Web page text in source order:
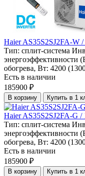
Haier AS35S2SJ2FA-W
Тип: сплит-система
энергоэффективности
обогрева, Вт: 4200
Есть в наличии
185900 ₽
В корзину Купить в 1
Haier AS35S2SJ2FA-G
Тип: сплит-система
энергоэффективности
обогрева, Вт: 4200
Есть в наличии
185900 ₽
В корзину Купить в 1